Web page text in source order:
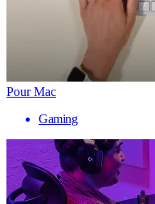
Pour Mac
Gaming